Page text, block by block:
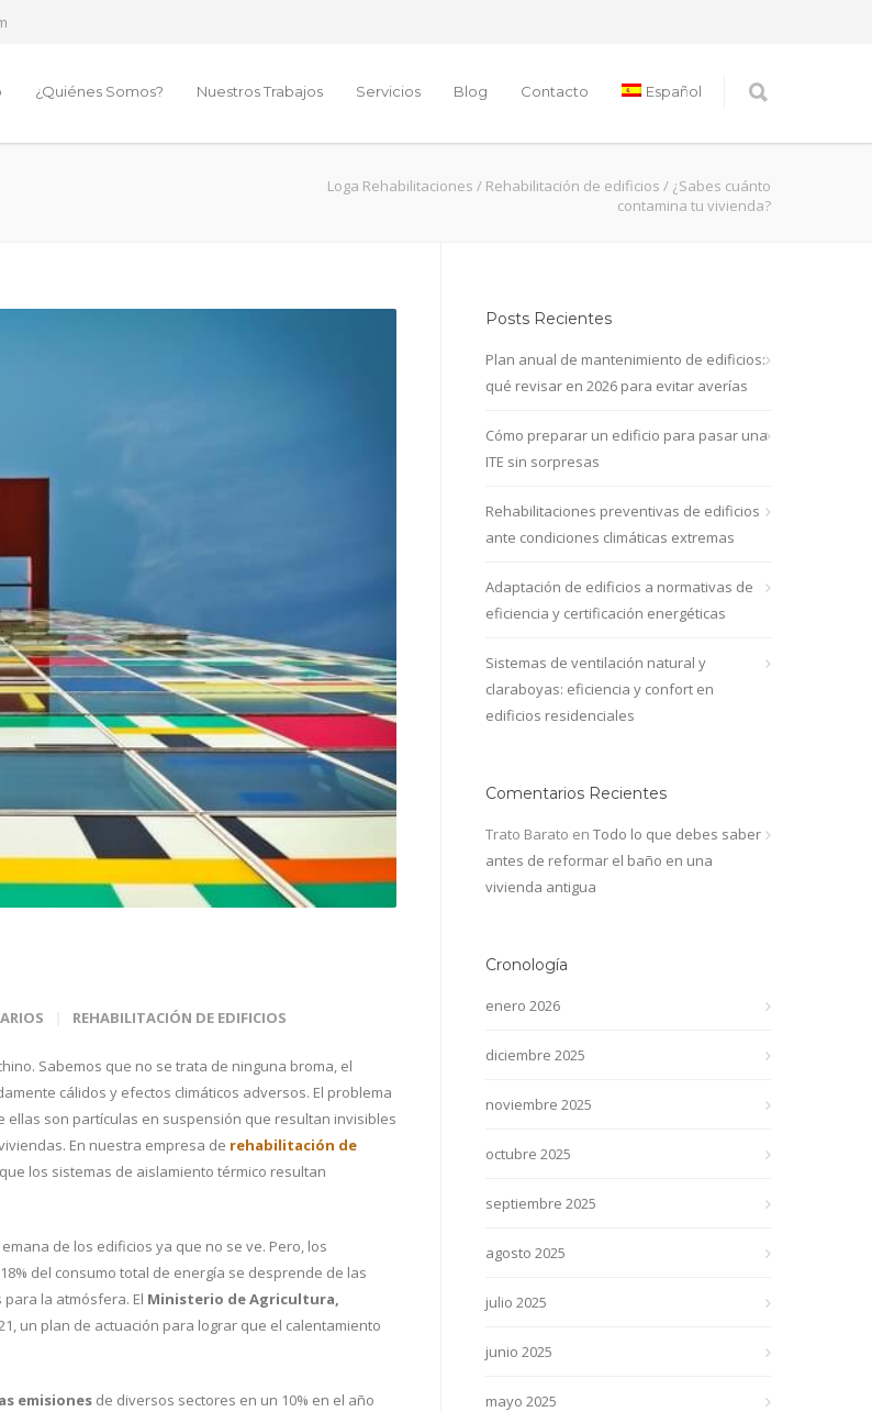
¿Quiénes Somos? Nuestros Trabajos Servicios Blog Contacto Español
Loga Rehabilitaciones / Rehabilitación de edificios / ¿Sabes cuánto
contamina tu vivienda?
REHABILITACIÓN DE EDIFICIOS
Sabemos que no se trata de ninguna broma, el
cálidos y efectos climáticos adversos. El problema
son partículas en suspensión que resultan invisibles
En nuestra empresa de rehabilitación de
los sistemas de aislamiento térmico resultan
de los edificios ya que no se ve. Pero, los
del consumo total de energía se desprende de las
la atmósfera. El Ministerio de Agricultura,
un plan de actuación para lograr que el calentamiento
emisiones de diversos sectores en un 10% en el año
Posts Recientes
Plan anual de mantenimiento de edificios:
qué revisar en 2026 para evitar averías
Cómo preparar un edificio para pasar una
ITE sin sorpresas
Rehabilitaciones preventivas de edificios
ante condiciones climáticas extremas
Adaptación de edificios a normativas de
eficiencia y certificación energéticas
Sistemas de ventilación natural y
claraboyas: eficiencia y confort en
edificios residenciales
Comentarios Recientes
Trato Barato en Todo lo que debes saber
antes de reformar el baño en una
vivienda antigua
Cronología
enero 2026
diciembre 2025
noviembre 2025
octubre 2025
septiembre 2025
agosto 2025
julio 2025
junio 2025
mayo 2025